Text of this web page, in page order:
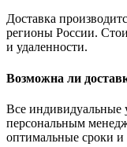
Доставка
регионы России.
и удаленности.
Возможна ли
Все индивидуальные
персональным
оптимальные сроки и